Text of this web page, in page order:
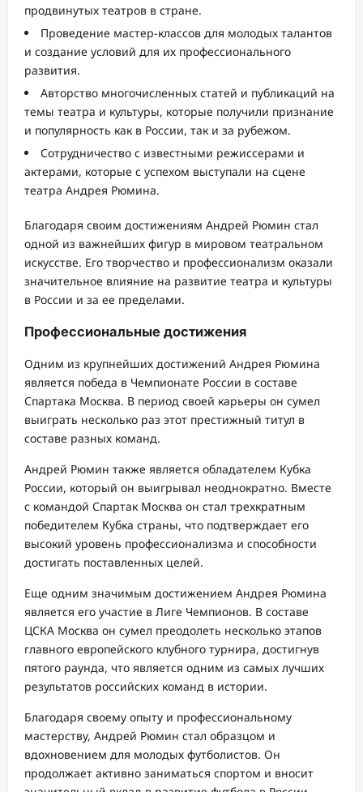
продвинутых театров в стране.
Проведение мастер-классов для молодых талантов
и создание условий для их профессионального
развития.
Авторство многочисленных статей и публикаций на
темы театра и культуры, которые получили признание
и популярность как в России, так и за рубежом.
Сотрудничество с известными режиссерами и
актерами, которые с успехом выступали на сцене
театра Андрея Рюмина.
Благодаря своим достижениям Андрей Рюмин стал
одной из важнейших фигур в мировом театральном
искусстве. Его творчество и профессионализм оказали
значительное влияние на развитие театра и культуры
в России и за ее пределами.
Профессиональные достижения
Одним из крупнейших достижений Андрея Рюмина
является победа в Чемпионате России в составе
Спартака Москва. В период своей карьеры он сумел
выиграть несколько раз этот престижный титул в
составе разных команд.
Андрей Рюмин также является обладателем Кубка
России, который он выигрывал неоднократно. Вместе
с командой Спартак Москва он стал трехкратным
победителем Кубка страны, что подтверждает его
высокий уровень профессионализма и способности
достигать поставленных целей.
Еще одним значимым достижением Андрея Рюмина
является его участие в Лиге Чемпионов. В составе
ЦСКА Москва он сумел преодолеть несколько этапов
главного европейского клубного турнира, достигнув
пятого раунда, что является одним из самых лучших
результатов российских команд в истории.
Благодаря своему опыту и профессиональному
мастерству, Андрей Рюмин стал образцом и
вдохновением для молодых футболистов. Он
продолжает активно заниматься спортом и вносит